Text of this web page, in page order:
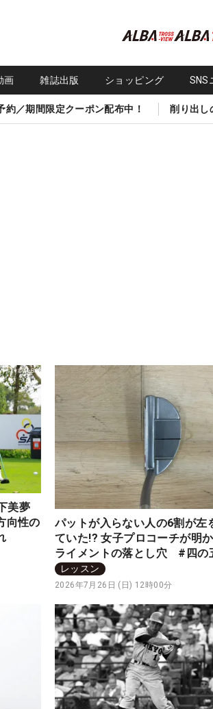
画 雑誌出版 ショッピング SNS
約／期間限定クーポン配布中！ 削り出し
美夢
向性の
パットが入らない人の6割が左
ていた!? 女子プロコーチが明
ライメントの落とし穴 #四の
わず振り氣れ
レッスン
2026年7月26日 (日) 12時00分